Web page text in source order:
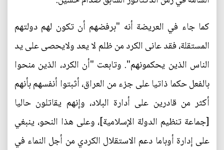
كما جاء في العريضة أنه "برفضهم أن تكون لهم دولتهم
المستقلة، فقد عانى الكرد من ظلم لا يعد ولايحصى على يد
الناس الذين يحكمونهم". وتابعت "أن الكرد، الذين منحوا
بالفعل حكما ذاتيا على جزء من العراق، أثبتوا أنفسهم بأنهم
أكثر من قادرين على أدارة البلاد، وإنهم يقاتلون حاليا
[جماعة تنظيم الدولة الإسلامية]، وعلى هذا النحو، ينبغي
على إدارة أوباما دعم الاستقلال الكردي من أجل النماء في